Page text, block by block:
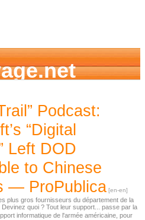
Podcast:
“Digital
Left DOD
to Chinese
— ProPublica
plus gros fournisseurs du département de la
Devinez quoi ? Tout leur support... passe par la
informatique de l'armée américaine, pour